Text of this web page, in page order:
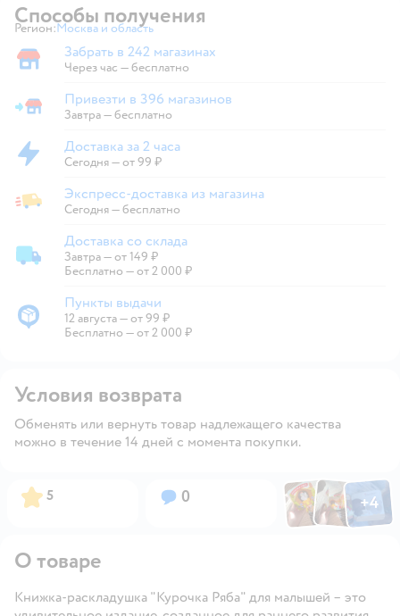
Способы получения
Регион: Выбор адреса доставки.
Москва и область
Забрать в магазине
Забрать в 242 магазинах
Через час — бесплатно
Привезти в магазин
Привезти в 396 магазинов
Завтра—бесплатно
Доставка за 2 часа
Доставка за 2 часа
Сегодня—от 99 ₽
Экспресс-доставка из магазина
Экспресс-доставка из магазина
Сегодня—бесплатно
Доставка со склада
Доставка со склада
Завтра—от 149 ₽
Бесплатно — от 2 000 ₽
Пункты выдачи
Пункты выдачи
12 августа—от 99 ₽
Бесплатно — от 2 000 ₽
Условия возврата
Обменять или вернуть товар надлежащего качества
можно в течение 14 дней с момента покупки.
Рейтинг:
5 Вопросов:
0 ФотоФотоФото
+4
Открыть
О товаре
Книжка-раскладушка "Курочка Ряба" для малышей – это